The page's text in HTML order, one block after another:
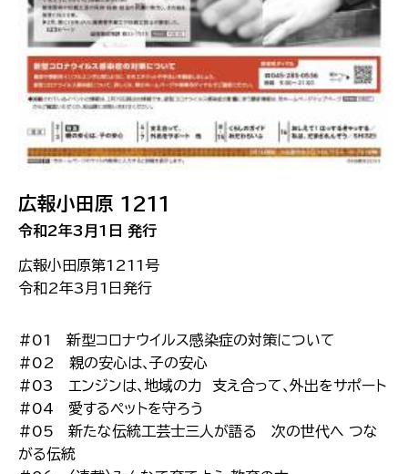
広報小田原 1211
令和2年3月1日 発行
広報小田原第1211号
令和2年3月1日発行
#01 新型コロナウイルス感染症の対策について
#02 親の安心は､子の安心
#03 エンジンは､地域の力 支え合って､外出をサポート
#04 愛するペットを守ろう
#05 新たな伝統工芸士三人が語る 次の世代へ つな
がる伝統